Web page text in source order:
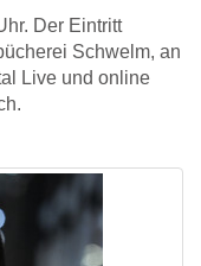
Der Eintritt
Schwelm, an
Live und online